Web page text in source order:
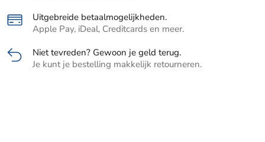
Uitgebreide betaalmogelijkheden.
Apple Pay, iDeal, Creditcards en meer.
Niet tevreden? Gewoon je geld terug.
Je kunt je bestelling makkelijk retourneren.